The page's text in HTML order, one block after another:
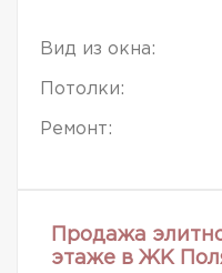
Вид из окна:
Потолки:
Ремонт:
Продажа
этаже в ЖК